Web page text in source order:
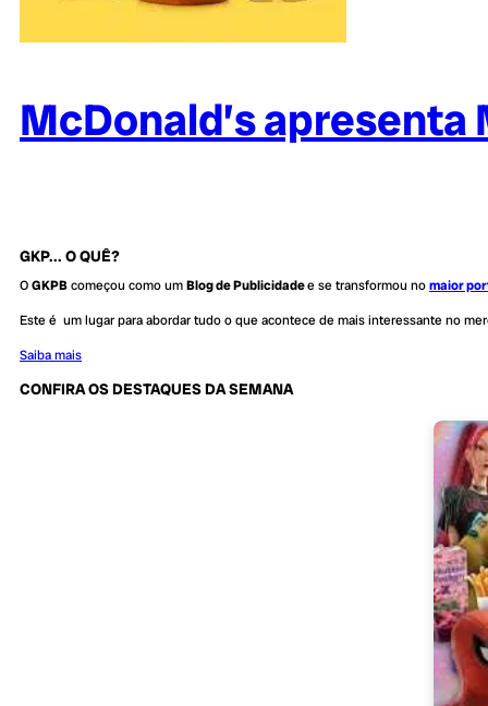
McDonald’s
GKP... O QUÊ?
OGKPBcomeçou como umBlog de Publicidadee se transformou nomaior
Este é um lugar para abordar tudo o que acontece de mais interessante no
Saiba mais
CONFIRA OS DESTAQUES DA SEMANA